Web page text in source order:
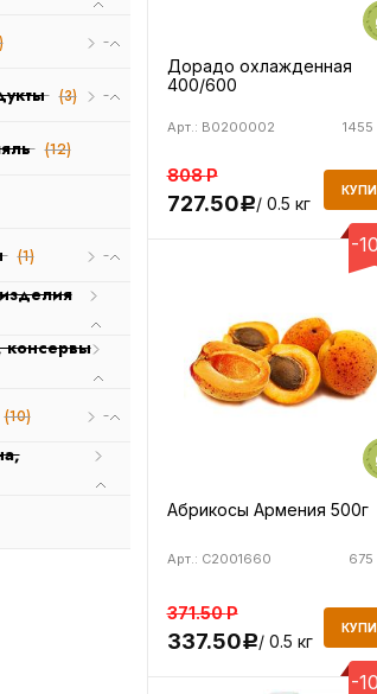
(3)
(12)
(1)
консервы
(10)
Дорадо охлажденная
400/600
1455
Арт.: B0200002
808Р
727.50Р/ 0.5 кг
-
Абрикосы Армения 500г
675
Арт.: C2001660
371.50Р
337.50Р/ 0.5 кг
-